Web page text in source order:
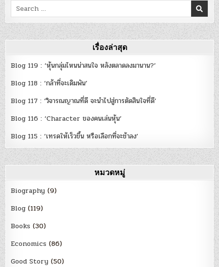
Search
for:
เรื่องล่าสุด
Blog 119 : ‘หุ้นกลุ่มไหนน่าสนใจ หลังตลาดลงมานาน?’
Blog 118 : ‘กล้าที่จะเดิมพัน’
Blog 117 : ‘วิจารณญาณที่ดี จะนำไปสู่การตัดสินใจที่ดี’
Blog 116 : ‘Character ของคนเล่นหุ้น’
Blog 115 : ‘เทรดให้เร็วขึ้น หรือเลือกที่จะช้าลง’
หมวดหมู่
Biography (9)
Blog (119)
Books (30)
Economics (86)
Good Story (50)